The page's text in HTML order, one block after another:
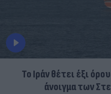
Το Ιράν θέτει έξι
άνοιγμα των